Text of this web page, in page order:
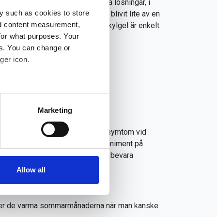
such as cookies to store
content measurement,
what purposes. Your
You can change or
icon.
meters
who may combine it with
Marketing
Allow all
verkan. Idag finns det smarta lösningar, i
ofta är dyra. Vatten har också blivit lite av en
när det kommer till miljön. Ett kylgel är enkelt
och du sparar mycket tid!
för att behandla och lindra symtom vid
lämpar sig som ett massageliniment på
för att ytterligare tillföra och bevara
varma sommarmånaderna när man kanske